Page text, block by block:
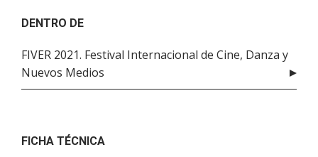
DENTRO DE
FIVER 2021. Festival Internacional de Cine, Danza y
Nuevos Medios
FICHA TÉCNICA